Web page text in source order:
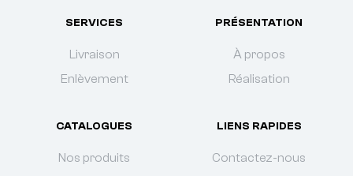
SERVICES
Livraison
Enlèvement
PRÉSENTATION
À propos
Réalisation
CATALOGUES
Nos produits
LIENS RAPIDES
Contactez-nous